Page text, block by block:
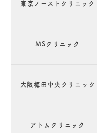
東京ノーストクリニック
MSクリニック
大阪梅田中央クリニック
アトムクリニック